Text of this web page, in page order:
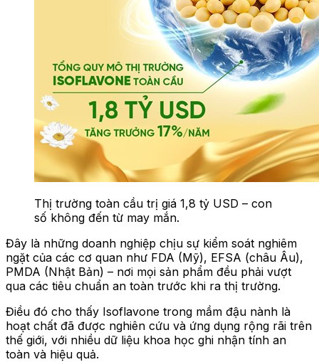
Thị trường toàn cầu trị giá 1,8 tỷ USD – con
số không đến từ may mắn.
Đây là những doanh nghiệp chịu sự kiểm soát nghiêm
ngặt của các cơ quan như FDA (Mỹ), EFSA (châu Âu),
PMDA (Nhật Bản) – nơi mọi sản phẩm đều phải vượt
qua các tiêu chuẩn an toàn trước khi ra thị trường.
Điều đó cho thấy Isoflavone trong mầm đậu nành là
hoạt chất đã được nghiên cứu và ứng dụng rộng rãi trên
thế giới, với nhiều dữ liệu khoa học ghi nhận tính an
toàn và hiệu quả.